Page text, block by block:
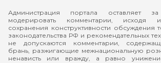
Администрация портала оставляет
модерировать комментарии, исходя
сохранения конструктивности обсуждения
законодательства РФ и рекомендательных
не допускаются комментарии,
брань, разжигающие межнациональную
ненависть или вражду, а равно